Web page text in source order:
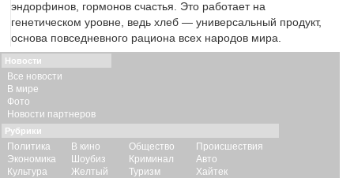
эндорфинов, гормонов счастья. Это работает на
генетическом уровне, ведь хлеб — универсальный продукт,
основа повседневного рациона всех народов мира.
Новости
Все новости
В мире
Фото
Новости партнеров
Рубрики
Политика
Экономика
Культура
В кино
Шоубиз
Желтый
Общество
Криминал
Туризм
Происшествия
Авто
Хайтек